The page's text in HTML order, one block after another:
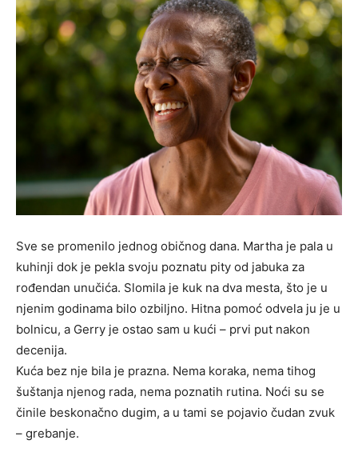
Sve se promenilo jednog običnog dana. Martha je pala u
kuhinji dok je pekla svoju poznatu pitу od jabuka za
rođendan unučića. Slomila je kuk na dva mesta, što je u
njenim godinama bilo ozbiljno. Hitna pomoć odvela ju je u
bolnicu, a Gerry je ostao sam u kući – prvi put nakon
decenija.
Kuća bez nje bila je prazna. Nema koraka, nema tihog
šuštanja njenog rada, nema poznatih rutina. Noći su se
činile beskonačno dugim, a u tami se pojavio čudan zvuk
– grebanje.